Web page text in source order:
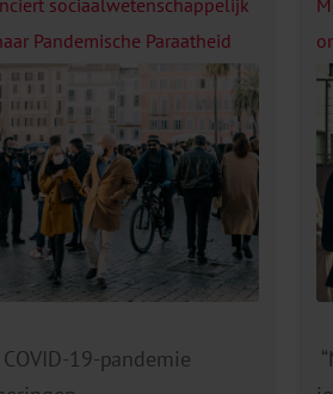
sociaalwetenschappelijk
Pandemische Paraatheid
19-pandemie